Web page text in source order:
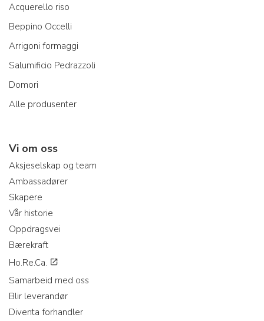
Acquerello riso
Beppino Occelli
Arrigoni formaggi
Salumificio Pedrazzoli
Domori
Alle produsenter
Vi om oss
Aksjeselskap og team
Ambassadører
Skapere
Vår historie
Oppdragsvei
Bærekraft
Ho.Re.Ca.
Samarbeid med oss
Blir leverandør
Diventa forhandler